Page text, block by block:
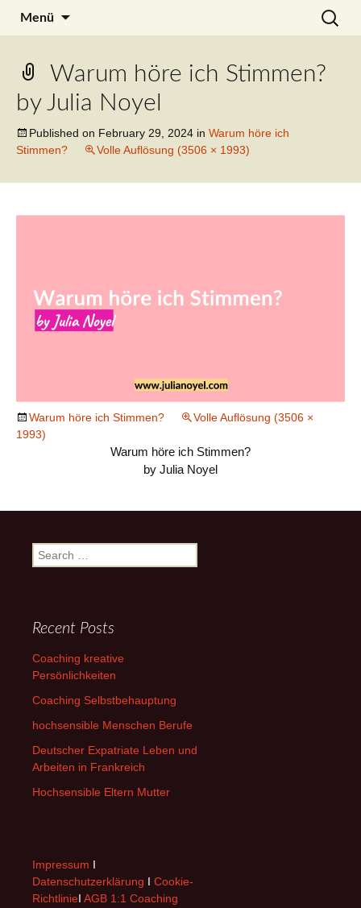
Julia Noyel
Menü
Search
for:
Warum höre ich Stimmen?
by Julia Noyel
Published on February 29, 2024 in Warum höre ich
Stimmen?
Volle Auflösung (3506 × 1993)
Warum höre ich Stimmen?
Volle Auflösung (3506 ×
1993)
Warum höre ich Stimmen?
by Julia Noyel
Search
for:
Recent Posts
Coaching kreative
Persönlichkeiten
Coaching Selbstbehauptung
hochsensible Menschen Berufe
Deutscher Expatriate Leben und
Arbeiten in Frankreich
Hochsensible Eltern Mutter
Impressum I
Datenschutzerklärung I Cookie-
RichtlinieI AGB 1:1 Coaching